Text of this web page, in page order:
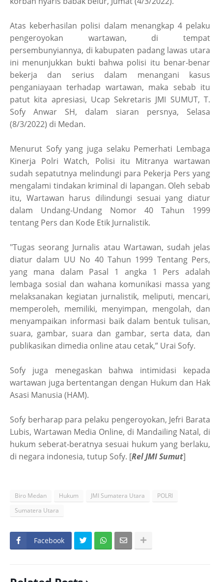
Atas keberhasilan polisi dalam menangkap 4 pelaku
pengeroyokan wartawan, di tempat
persembunyiannya, di kabupaten padang lawas utara
ini menunjukkan bukti bahwa polisi itu benar-benar
bekerja dan serius dalam menangani kasus
penganiayaan terhadap wartawan, maka sebab itu
patut kita apresiasi, Ucap Sekretaris JMI SUMUT, T.
Sofy Anwar SH, dalam siaran persnya, Selasa
(8/3/2022) di Medan.
Menurut Sofy yang juga selaku Pemerhati Lembaga
Kinerja Polri Watch, Polisi itu Mitranya wartawan
sudah sepatutnya melindungi para Pekerja Pers yang
mengalami tindakan kriminal di lapangan. Oleh sebab
itu, Wartawan harus dilindungi sesuai yang diatur
dalam Undang-Undang Nomor 40 Tahun 1999
tentang Pers dan Kode Etik Jurnalistik.
"Tugas seorang Jurnalis atau Wartawan, sudah jelas
diatur dalam UU No 40 Tahun 1999 Tentang Pers,
yang mana dalam Pasal 1 angka 1 Pers adalah
lembaga sosial dan wahana komunikasi massa yang
melaksanakan kegiatan jurnalistik, meliputi, mencari,
memperoleh, memiliki, menyimpan, mengolah, dan
menyampaikan informasi baik dalam bentuk tulisan,
suara, gambar, suara dan gambar, serta data, dan
publikasikan dimedia online atau cetak,” Urai Sofy.
Sofy juga menegaskan bahwa intimidasi kepada
wartawan juga bertentangan dengan Hukum dan Hak
Asasi Manusia (HAM).
Sofy berharap para pelaku pengeroyokan, Jefri Barata
Lubis, Wartawan Media Online, di Mandailing Natal, di
hukum seberat-beratnya sesuai hukum yang berlaku,
di negara indonesia, tutup Sofy. [Rel JMI Sumut]
Biro Medan Hukum JMI Sumatera Utara
POLRI
Sumatera Utara
Facebook